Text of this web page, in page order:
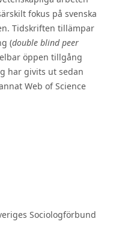
fokus på svenska
Tidskriften tillämpar
(double blind peer
öppen tillgång
har givits ut sedan
Web of Science
Sociologförbund